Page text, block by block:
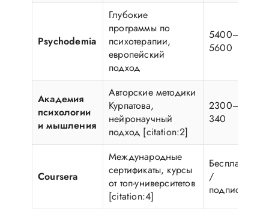
Psychodemia
Глубокие
программы по
психотерапии,
европейский
подход
5400–
5600
Академия
психологии
и мышления
Авторские методики
Курпатова,
нейронаучный
подход [citation:2]
2300–17
340
Coursera
Международные
сертификаты, курсы
от топ-университетов
[citation:4]
Бесплатно
/
подписка